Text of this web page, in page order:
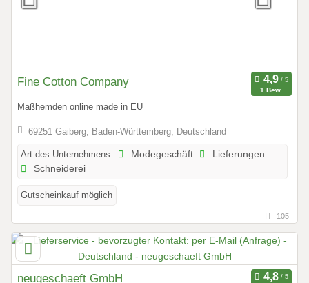
Fine Cotton Company
1 Bew.
Maßhemden online made in EU
69251 Gaiberg, Baden-Württemberg, Deutschland
Art des Unternehmens: Modegeschäft
Lieferungen
Schneiderei
Gutscheinkauf möglich
105
neugeschaeft GmbH